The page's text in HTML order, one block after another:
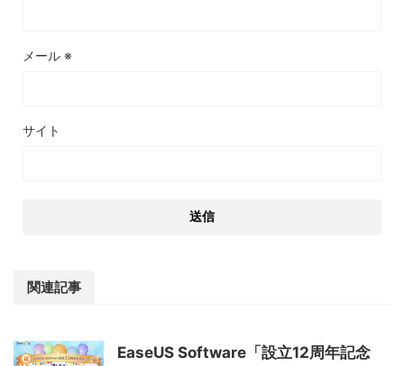
メール ※
サイト
関連記事
EaseUS Software「設立12周年記念